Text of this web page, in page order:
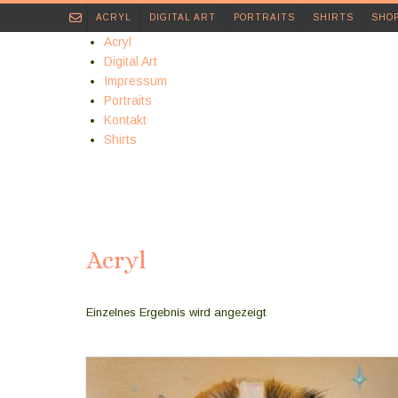
ACRYL DIGITAL ART PORTRAITS SHIRTS SHOP
Acryl
Digital Art
Impressum
Portraits
Kontakt
Shirts
Acryl
Einzelnes Ergebnis wird angezeigt